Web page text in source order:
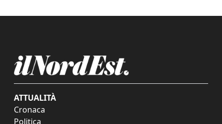
ATTUALITÀ
Cronaca
Politica